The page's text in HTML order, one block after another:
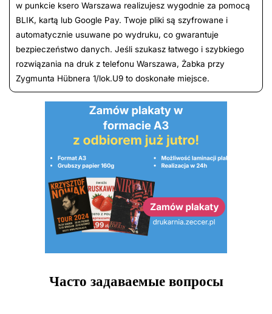
w punkcie ksero Warszawa realizujesz wygodnie za pomocą
BLIK, kartą lub Google Pay. Twoje pliki są szyfrowane i
automatycznie usuwane po wydruku, co gwarantuje
bezpieczeństwo danych. Jeśli szukasz łatwego i szybkiego
rozwiązania na druk z telefonu Warszawa, Żabka przy
Zygmunta Hübnera 1/lok.U9 to doskonałe miejsce.
Часто задаваемые вопросы